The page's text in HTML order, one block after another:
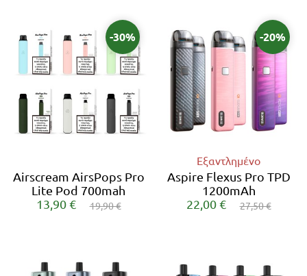
-30%
Airscream AirsPops Pro
Lite Pod 700mah
13,90 €
19,90 €
-20%
Εξαντλημένο
Aspire Flexus Pro TPD
1200mAh
22,00 €
27,50 €